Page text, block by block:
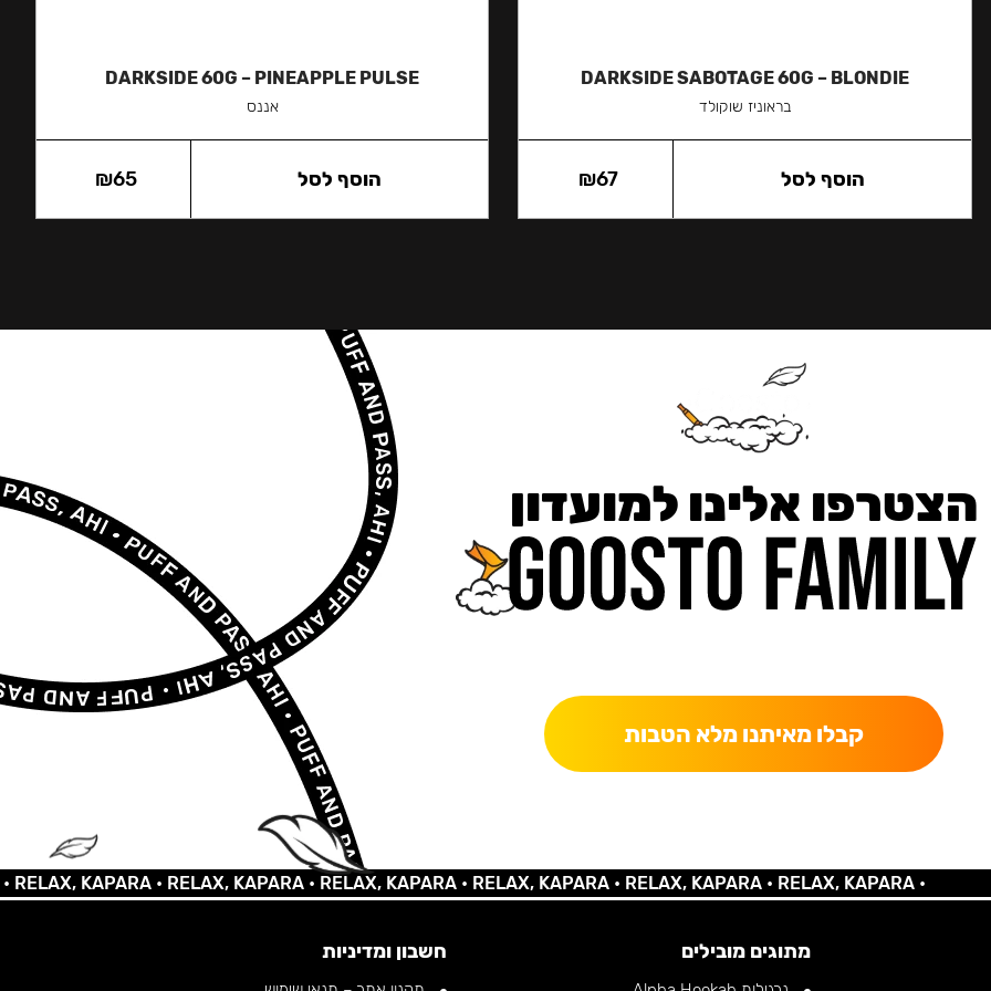
DARKSIDE SABOTAGE 60G – BLONDIE
בראוניז שוקולד
₪67 הוסף לסל
DARKSIDE 60G – PINEAPPLE PULSE
אננס
₪65 הוסף לסל
הצטרפו אלינו למועדון
קבלו מאיתנו מלא הטבות
KAPARA •RELAX, KAPARA •RELAX, KAPARA •RELAX, KAPARA •RELAX, KAPARA •RELAX, KAPARA •
מתוגים מובילים חשבון ומדיניות